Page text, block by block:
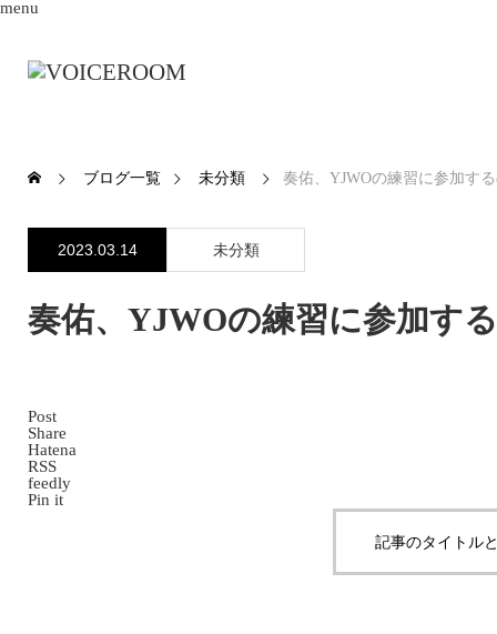
menu
ブログ一覧 未分類 奏佑、YJWOの練習に参加す
2023.03.14 未分類
奏佑、YJWOの練習に参加す
Post
Share
Hatena
RSS
feedly
Pin it
記事のタイトル